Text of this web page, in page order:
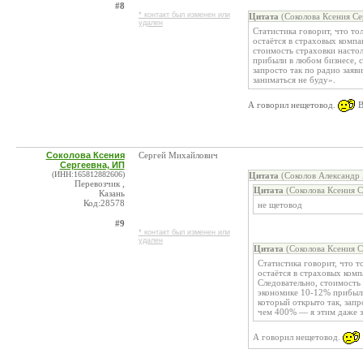
#8
* контакт был изменен или
удален
Цитата (Соколова Ксения
Статистика говорит, что
остаётся в страховых
стоимость страховки
прибыли в любом бизнесе,
запросто так по радио
заниматься не буду».
А говорил нещетовод.
Соколова Ксения
Сергеевна, ИП
(ИНН:165812882606)
Перевозчик ,
Казань
Код:28578
#9
Сергей Михайлович
* контакт был изменен или
удален
Цитата (Соколов
Цитата (Соколова Ксения
не щетовод
Цитата (Соколова Ксения
Статистика говорит, что
остаётся в страховых
Следовательно,
экономике 10-12%
который открыто так,
чем 400% — я этим даже
А говорил нещетовод.